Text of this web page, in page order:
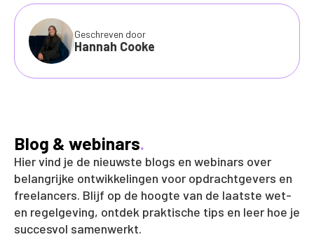
Geschreven door
Hannah Cooke
Blog & webinars.
Hier vind je de nieuwste blogs en webinars over
belangrijke ontwikkelingen voor opdrachtgevers en
freelancers. Blijf op de hoogte van de laatste wet-
en regelgeving, ontdek praktische tips en leer hoe je
succesvol samenwerkt.